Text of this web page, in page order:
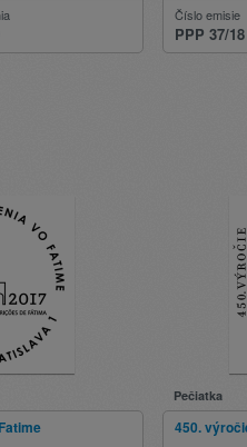
Číslo emisie
PPP 37/18
Pečiatka
450.